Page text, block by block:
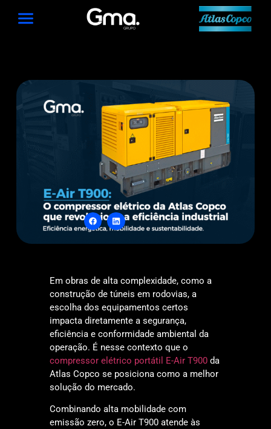
Em obras de alta complexidade, como a
construção de túneis em rodovias, a
escolha dos equipamentos certos
impacta diretamente a segurança,
eficiência e conformidade ambiental da
operação. É nesse contexto que o
compressor elétrico portátil E-Air T900da
Atlas Copco se posiciona como a melhor
solução do mercado.
Combinando alta mobilidade com
emissão zero, o E-Air T900 atende às